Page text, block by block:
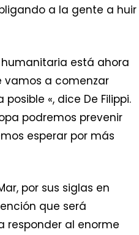
a la gente a huir
está ahora
vamos a comenzar
«, dice De Filippi.
podremos prevenir
esperar por más
por sus siglas en
que será
responder al enorme